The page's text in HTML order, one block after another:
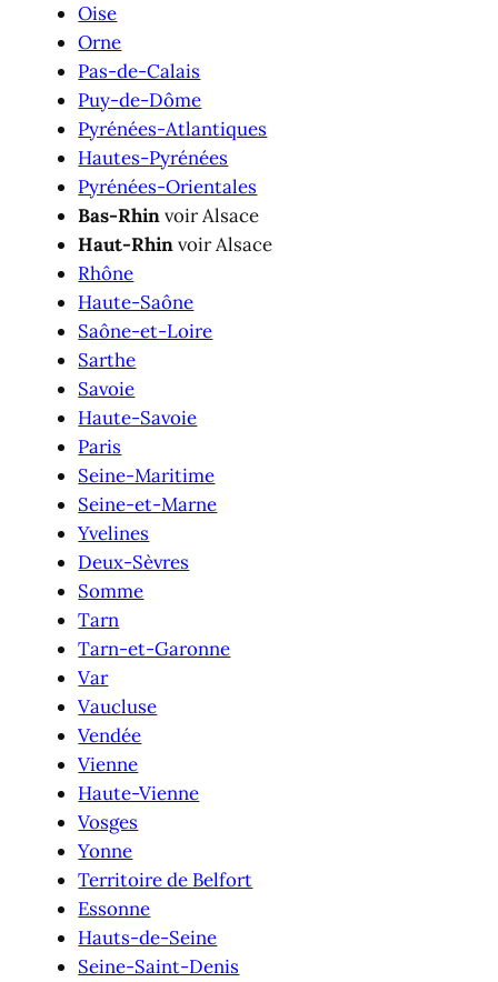
Oise
Orne
Pas-de-Calais
Puy-de-Dôme
Pyrénées-Atlantiques
Hautes-Pyrénées
Pyrénées-Orientales
Bas-Rhinvoir Alsace
Haut-Rhinvoir Alsace
Rhône
Haute-Saône
Saône-et-Loire
Sarthe
Savoie
Haute-Savoie
Paris
Seine-Maritime
Seine-et-Marne
Yvelines
Deux-Sèvres
Somme
Tarn
Tarn-et-Garonne
Var
Vaucluse
Vendée
Vienne
Haute-Vienne
Vosges
Yonne
Territoire de Belfort
Essonne
Hauts-de-Seine
Seine-Saint-Denis